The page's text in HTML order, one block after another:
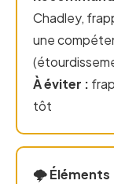
Chadley,
une
À éviter :
tôt
🌩️ Éléments